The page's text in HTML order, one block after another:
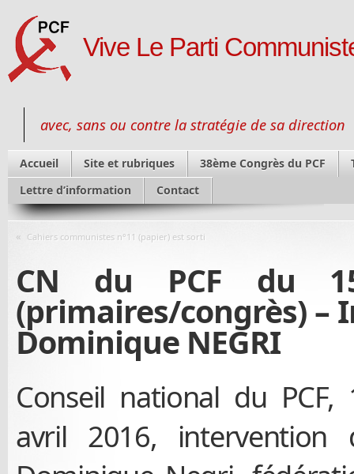
Vive Le Parti
avec, sans ou contre la stratégie de sa direction
Accueil Site et rubriques 38ème Congrès du PCF
Lettre d’information
Contact
« Cahiers communistes n°11 (papier) est sorti
CN du PCF du
(primaires/congrès) –
Dominique NEGRI
Conseil national du PCF,
avril 2016, intervention